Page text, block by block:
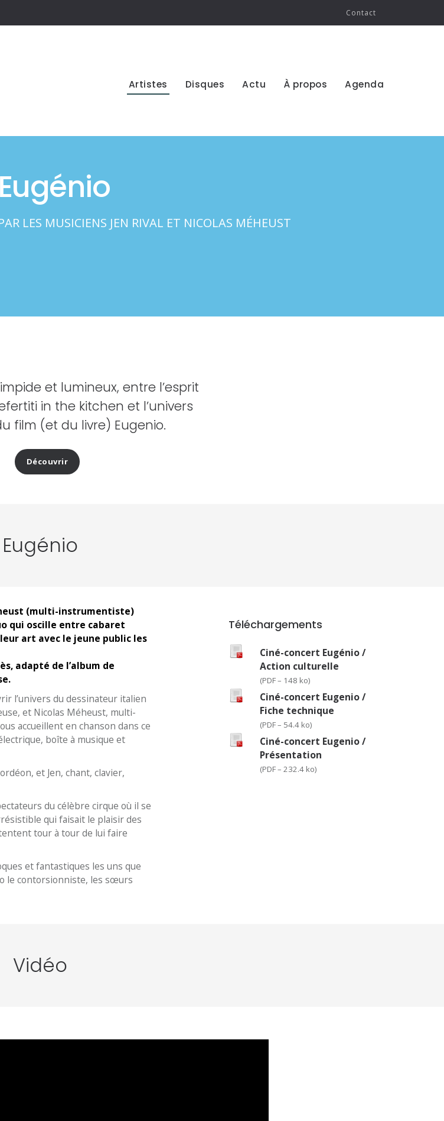
Contact
Artistes Disques Actu À propos Agenda
Eugénio
LES MUSICIENS JEN RIVAL ET NICOLAS MÉHEUST
et lumineux, entre l’esprit
in the kitchen et l’univers
film (et du livre) Eugenio.
Découvrir
Eugénio
(multi-instrumentiste)
qui oscille entre cabaret
art avec le jeune public les
adapté de l’album de
l’univers du dessinateur italien
et Nicolas Méheust, multi-
accueillent en chanson dans ce
boîte à musique et
et Jen, chant, clavier,
du célèbre cirque où il se
qui faisait le plaisir des
tour à tour de lui faire
et fantastiques les uns que
le contorsionniste, les sœurs
Téléchargements
Ciné-concert Eugénio /
Action culturelle
(PDF – 148 ko)
Ciné-concert Eugenio /
Fiche technique
(PDF – 54.4 ko)
Ciné-concert Eugenio /
Présentation
(PDF – 232.4 ko)
Vidéo